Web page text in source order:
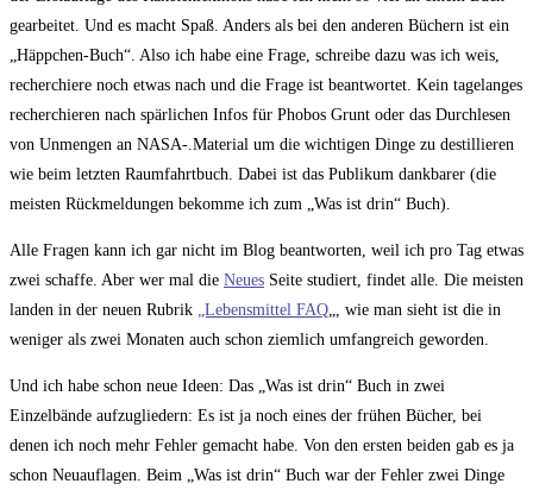
gearbeitet. Und es macht Spaß. Anders als bei den anderen Büchern ist ein
„Häppchen-Buch“. Also ich habe eine Frage, schreibe dazu was ich weis,
recherchiere noch etwas nach und die Frage ist beantwortet. Kein tagelanges
recherchieren nach spärlichen Infos für Phobos Grunt oder das Durchlesen
von Unmengen an NASA-.Material um die wichtigen Dinge zu destillieren
wie beim letzten Raumfahrtbuch. Dabei ist das Publikum dankbarer (die
meisten Rückmeldungen bekomme ich zum „Was ist drin“ Buch).
Alle Fragen kann ich gar nicht im Blog beantworten, weil ich pro Tag etwas
zwei schaffe. Aber wer mal die Neues Seite studiert, findet alle. Die meisten
landen in der neuen Rubrik
„Lebensmittel FAQ „, wie man sieht ist die in
weniger als zwei Monaten auch schon ziemlich umfangreich geworden.
Und ich habe schon neue Ideen: Das „Was ist drin“ Buch in zwei
Einzelbände aufzugliedern: Es ist ja noch eines der frühen Bücher, bei
denen ich noch mehr Fehler gemacht habe. Von den ersten beiden gab es ja
schon Neuauflagen. Beim „Was ist drin“ Buch war der Fehler zwei Dinge